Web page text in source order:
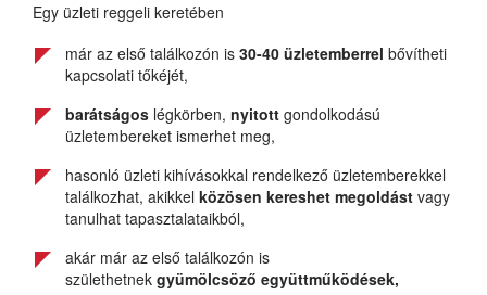
Egy üzleti reggeli keretében
már az első találkozón is 30-40 üzletemberrel bővítheti
kapcsolati tőkéjét,
barátságos légkörben, nyitott gondolkodású
üzletembereket ismerhet meg,
hasonló üzleti kihívásokkal rendelkező üzletemberekkel
találkozhat, akikkel közösen kereshet megoldást vagy
tanulhat tapasztalataikból,
akár már az első találkozón is
születhetnek gyümölcsöző együttműködések,